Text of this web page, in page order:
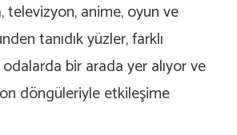
televizyon, anime, oyun ve
tanıdık yüzler, farklı
bir arada yer alıyor ve
döngüleriyle etkileşime